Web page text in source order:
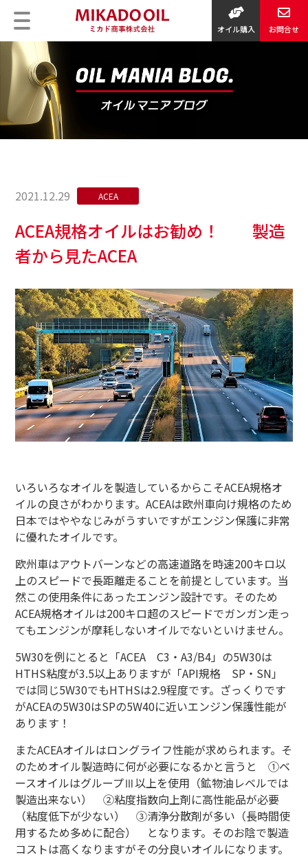
オイル購入 お問合せ
2021.12.29 ACEA
ACEA規格オイルはお勧め！ 製造
者から見たACEA
いろいろなオイルを製造しているからこそACEA規格オ
イルの良さがわかります。ACEAは欧州車向け規格のため
日本ではややなじみがうすいですがエンジン保護に非常
に優れたオイルです。
欧州車はアウトバーンなどの高速道路を時速200キロ以
上のスピードで長距離走ることを前提としています。当
然この使用条件にあったエンジン設計です。そのため
ACEA規格オイルは200キロ超のスピードでガンガン走っ
てもエンジンが摩耗しないオイルでないといけません。
5W30を例にとると「ACEA C3・A3/B4」の5W30は
HTHS粘度が3.5以上ありますが「API規格 SP・SN」
では同じ5W30でもHTHSは2.9程度です。ざっくりです
がACEAの5W30はSPの5W40に近いエンジン保護性能が
あります！
またACEAオイルはロングライフ性能が求められます。そ
のためオイル製造時に何が必要になるかと言うと ①ベ
ースオイルはグループⅢ以上を使用（鉱物油レベルでは
製造出来ない） ②粘度指数向上剤に高性能品が必要
（粘度低下が少ない） ③清浄分散剤が多い（長時間使
用するため多めに配合） となります。そのお陰で製造
コストは高くなりますがその分良いオイルになります。